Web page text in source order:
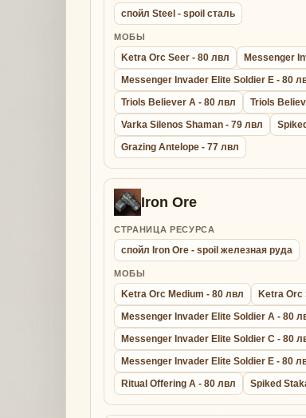
спойл Steel - spoil сталь
МОБЫ
Ketra Orc Seer - 80 лвл
Messenger
Messenger Invader Elite Soldier E - 80
Triols Believer A - 80 лвл
Triols
Varka Silenos Shaman - 79 лвл
Grazing Antelope - 77 лвл
Iron Ore
СТРАНИЦА РЕСУРСА
спойл Iron Ore - spoil железная руда
МОБЫ
Ketra Orc Medium - 80 лвл Ketra Orc
Messenger Invader Elite Soldier A - 80
Messenger Invader Elite Soldier C - 80
Messenger Invader Elite Soldier E - 80
Ritual Offering A - 80 лвл
Spiked